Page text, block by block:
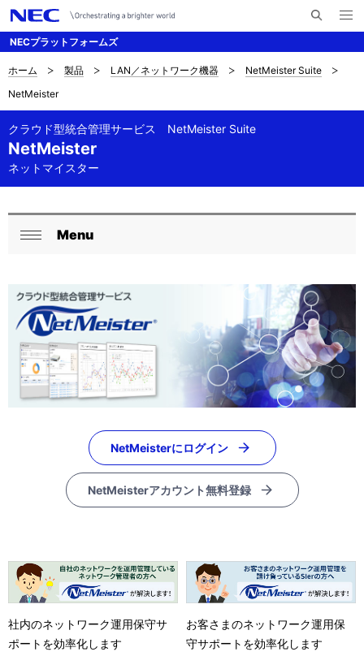
NECプラットフォームズ
メ
ニ
ナ
ビ
ゲ
ー
シ
サ
ト
内
置
を
表
示
。
ホーム 製品 LAN／ネットワーク機器
NetMeister Suite
NetMeister
NetMeister
クラウド型統合管理サービス NetMeister Suite
ネットマイスター
ロ
カ
ル
ナ
ビ
る
Menu
NetMeisterにログイン
NetMeisterアカウント無料登録
社内のネットワーク運用保守サ
ポートを効率化します
お客さまのネットワーク運用保
守サポートを効率化します